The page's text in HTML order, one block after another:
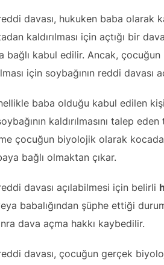
davası, hukuken baba olarak
kaldırılması için açtığı bir
bağlı kabul edilir. Ancak,
için soybağının reddi davası
baba olduğu kabul edilen
kaldırılmasını talep
çocuğun biyolojik olarak
bağlı olmaktan çıkar.
davası açılabilmesi için belirli
babalığından şüphe ettiği
dava açma hakkı kaybedilir.
davası, çocuğun gerçek